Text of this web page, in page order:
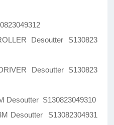
Desoutter S130823
Desoutter S130823
Desoutter S130823049310
Desoutter S13082304931